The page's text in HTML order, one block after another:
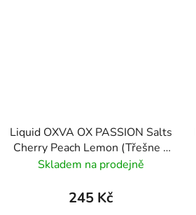
Liquid OXVA OX PASSION Salts
Cherry Peach Lemon (Třešne s
broskví a citronem) 10ml -
Skladem na prodejně
245 Kč